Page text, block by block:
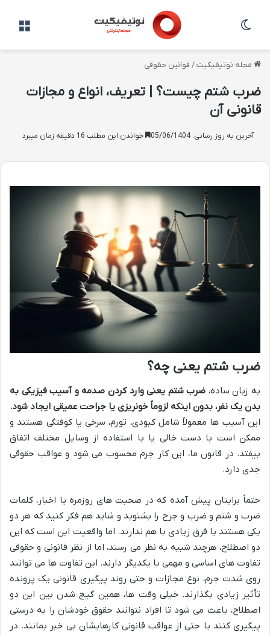
مجله نوتیفیکیت/ قوانین حقوقی
ضرب شتم چیست؟ | تعریف، انواع و مجازات
قانونی آن
آخرین به روز رسانی: 05/06/1404 خواندن این مطلب 16 دقیقه زمان میبرد
ضرب شتم یعنی چه؟
به زبان ساده، ضرب شتم یعنی وارد کردن صدمه و آسیب فیزیکی به
بدن یک نفر، بدون اینکه لزوماً خونریزی یا جراحت عمیقی ایجاد شود.
این آسیب ها معمولاً شامل کبودی، تورم، سرخی یا کوفتگی هستند و
ممکن است با دست خالی یا با استفاده از وسایل مختلف اتفاق
بیفتد. در قانون ما، این کار جرم محسوب می شود و عواقب حقوقی
جدی دارد.
حتماً برایتان پیش آمده که در صحبت های روزمره یا اخبار، کلمات
ضرب و شتم و ضرب و جرح را بشنوید و شاید هم فکر کنید که هر دو
یکی هستند یا فرق زیادی با هم ندارند. اما واقعیت این است که این
دو اصطلاح، هرچند شبیه به نظر می رسند، اما از نظر قانونی و حقوقی
تفاوت های اساسی و مهمی با یکدیگر دارند. این تفاوت ها می توانند
روی شدت جرم، نوع مجازات و حتی روند پیگیری قانونی یک پرونده
تأثیر زیادی بگذارند. خیلی وقت ها، همین گیج شدن بین این دو
اصطلاح، باعث می شود تا افراد نتوانند حقوق خودشان را به درستی
پیگیری کنند یا حتی از عواقب قانونی کارهایشان بی خبر بمانند. در